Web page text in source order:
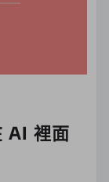
AI 裡面